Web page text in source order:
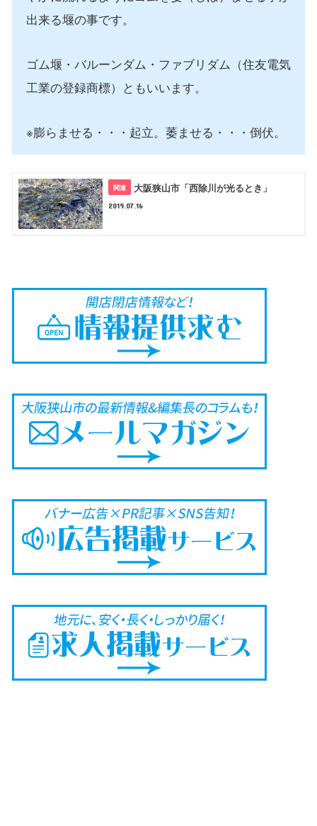
出来る堰の事です。
ゴム堰・バルーンダム・ファブリダム（住友電気
工業の登録商標）ともいいます。
※膨らませる・・・起立。萎ませる・・・倒伏。
大阪狭山市「西除川が光るとき」
2019.07.16